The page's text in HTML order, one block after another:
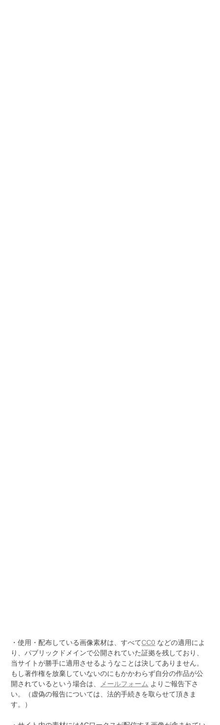
・使用・配布している画像素材は、すべてCC0 などの適用によ
り、パブリックドメインで公開されていた証拠を残しており、
当サイトが勝手に適用させるようなことは決してありません。
もし著作権を放棄していないのにもかかわらず自分の作品が公
開されているという場合は、
メールフォーム よりご報告下さ
い。（虚偽の報告については、法的手続きを取らせて頂きま
す。）